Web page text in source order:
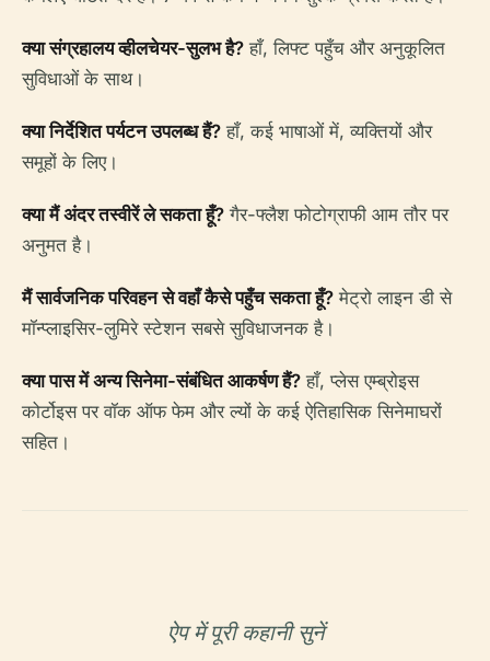
क्या संग्रहालय व्हीलचेयर-सुलभ है? हाँ, लिफ्ट पहुँच और अनुकूलित
सुविधाओं के साथ।
क्या निर्देशित पर्यटन उपलब्ध हैं? हाँ, कई भाषाओं में, व्यक्तियों और
समूहों के लिए।
क्या मैं अंदर तस्वीरें ले सकता हूँ? गैर-फ्लैश फोटोग्राफी आम तौर पर
अनुमत है।
मैं सार्वजनिक परिवहन से वहाँ कैसे पहुँच सकता हूँ? मेट्रो लाइन डी से
मॉन्प्लाइसिर-लुमिरे स्टेशन सबसे सुविधाजनक है।
क्या पास में अन्य सिनेमा-संबंधित आकर्षण हैं? हाँ, प्लेस एम्ब्रोइस
कोर्टोइस पर वॉक ऑफ फेम और ल्यों के कई ऐतिहासिक सिनेमाघरों
सहित।
ऐप में पूरी कहानी सुनें